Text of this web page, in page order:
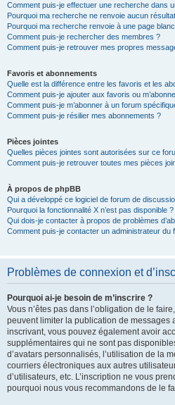
Comment puis-je effectuer une recherche dans
Pourquoi ma recherche ne renvoie aucun
Pourquoi ma recherche renvoie à une page
Comment puis-je rechercher des membres ?
Comment puis-je retrouver mes propres
Favoris et abonnements
Quelle est la différence entre les favoris et les
Comment puis-je ajouter aux favoris ou
Comment puis-je m’abonner à un forum
Comment puis-je résilier mes abonnements ?
Pièces jointes
Quelles pièces jointes sont autorisées sur ce
Comment puis-je retrouver toutes mes pièces
À propos de phpBB
Qui a développé ce logiciel de forum de
Pourquoi la fonctionnalité X n’est pas disponible ?
Qui dois-je contacter à propos de problèmes
Comment puis-je contacter un administrateur du
Problèmes de connexion et
Pourquoi ai-je besoin de m’inscrire ?
Vous n’êtes pas dans l’obligation de le
peuvent limiter la publication de messages
inscrivant, vous pouvez également avoir
supplémentaires qui ne sont pas
d’avatars personnalisés, l’utilisation de la
courriers électroniques aux autres
d’utilisateurs, etc. L’inscription ne vous
pourquoi nous vous recommandons de le